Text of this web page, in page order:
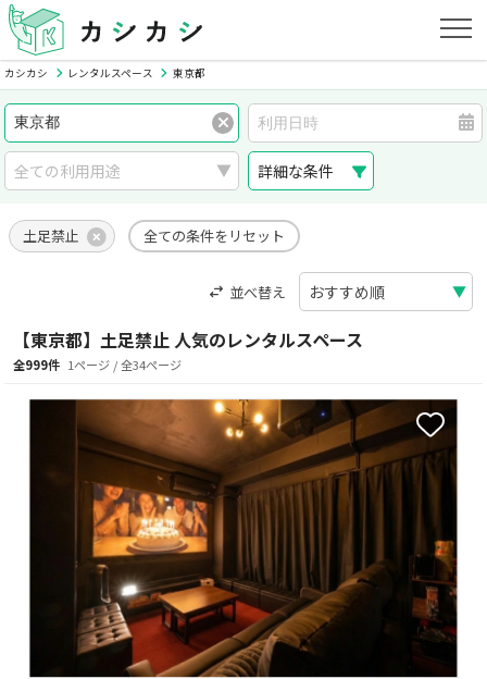
カシカシ レンタルスペース 東京都
詳細な条件
土足禁止 全ての条件をリセット
並べ替え
【東京都】土足禁止 人気のレンタルスペース
全999件 1ページ / 全34ページ